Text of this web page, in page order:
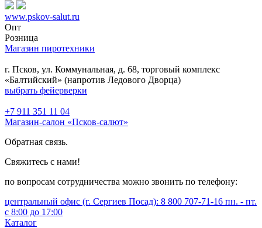
www.pskov-salut.ru
Опт
Розница
Магазин пиротехники
г. Псков, ул. Коммунальная, д. 68, торговый комплекс
«Балтийский» (напротив Ледового Дворца)
выбрать фейерверки
+7 911 351 11 04
Магазин-салон «Псков-салют»
Обратная связь.
Свяжитесь с нами!
по вопросам сотрудничества можно звонить по телефону:
центральный офис (г. Сергиев Посад): 8 800 707-71-16 пн. - пт.
с 8:00 до 17:00
Каталог